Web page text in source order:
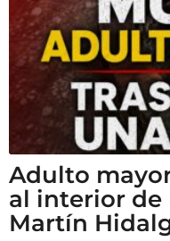
Adulto
al interior de
Martín